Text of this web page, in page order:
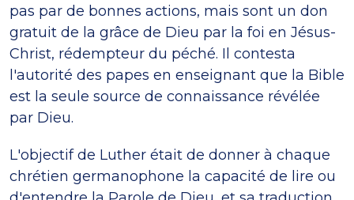
pas par de bonnes actions, mais sont un don
gratuit de la grâce de Dieu par la foi en Jésus-
Christ, rédempteur du péché. Il contesta
l'autorité des papes en enseignant que la Bible
est la seule source de connaissance révélée
par Dieu.
L'objectif de Luther était de donner à chaque
chrétien germanophone la capacité de lire ou